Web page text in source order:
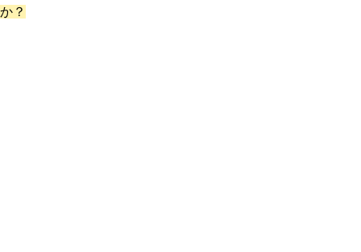
か？